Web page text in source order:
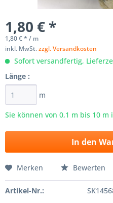
1,80 € *
1,80 € * / m
inkl. MwSt.zzgl. Versandkosten
Sofort versandfertig,
Länge :
m
Sie können von 0,1 m bis 10 m
In den
Merken Bewerten
Artikel-Nr.: